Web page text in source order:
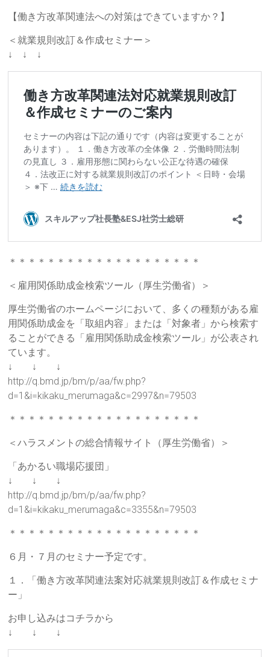
【働き方改革関連法への対策はできていますか？】
＜就業規則改訂＆作成セミナー＞
↓ ↓ ↓
＊＊＊＊＊＊＊＊＊＊＊＊＊＊＊＊＊＊＊＊
＜雇用関係助成金検索ツール（厚生労働省）＞
厚生労働省のホームページにおいて、多くの種類がある雇
用関係助成金を「取組内容」または「対象者」から検索す
ることができる「雇用関係助成金検索ツール」が公表され
ています。
↓ ↓ ↓
http://q.bmd.jp/bm/p/aa/fw.php?
d=1&i=kikaku_merumaga&c=2997&n=79503
＊＊＊＊＊＊＊＊＊＊＊＊＊＊＊＊＊＊＊＊
＜ハラスメントの総合情報サイト（厚生労働省）＞
「あかるい職場応援団」
↓ ↓ ↓
http://q.bmd.jp/bm/p/aa/fw.php?
d=1&i=kikaku_merumaga&c=3355&n=79503
＊＊＊＊＊＊＊＊＊＊＊＊＊＊＊＊＊＊＊＊
６月・７月のセミナー予定です。
１．「働き方改革関連法案対応就業規則改訂＆作成セミナ
ー」
お申し込みはコチラから
↓ ↓ ↓